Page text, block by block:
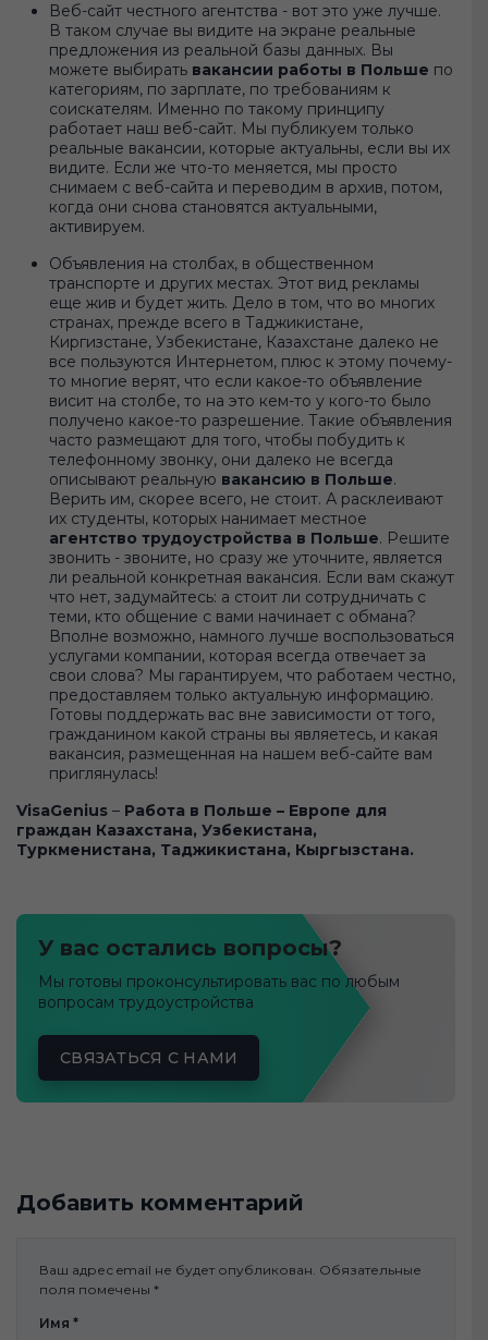
Веб-сайт честного агентства - вот это уже лучше.
В таком случае вы видите на экране реальные
предложения из реальной базы данных. Вы
можете выбирать вакансии работы в Польше по
категориям, по зарплате, по требованиям к
соискателям. Именно по такому принципу
работает наш веб-сайт. Мы публикуем только
реальные вакансии, которые актуальны, если вы их
видите. Если же что-то меняется, мы просто
снимаем с веб-сайта и переводим в архив, потом,
когда они снова становятся актуальными,
активируем.
Объявления на столбах, в общественном
транспорте и других местах. Этот вид рекламы
еще жив и будет жить. Дело в том, что во многих
странах, прежде всего в Таджикистане,
Киргизстане, Узбекистане, Казахстане далеко не
все пользуются Интернетом, плюс к этому почему-
то многие верят, что если какое-то объявление
висит на столбе, то на это кем-то у кого-то было
получено какое-то разрешение. Такие объявления
часто размещают для того, чтобы побудить к
телефонному звонку, они далеко не всегда
описывают реальную вакансию в Польше.
Верить им, скорее всего, не стоит. А расклеивают
их студенты, которых нанимает местное
агентство трудоустройства в Польше. Решите
звонить - звоните, но сразу же уточните, является
ли реальной конкретная вакансия. Если вам скажут
что нет, задумайтесь: а стоит ли сотрудничать с
теми, кто общение с вами начинает с обмана?
Вполне возможно, намного лучше воспользоваться
услугами компании, которая всегда отвечает за
свои слова? Мы гарантируем, что работаем честно,
предоставляем только актуальную информацию.
Готовы поддержать вас вне зависимости от того,
гражданином какой страны вы являетесь, и какая
вакансия, размещенная на нашем веб-сайте вам
приглянулась!
VisaGenius – Работа в Польше – Европе для
граждан Казахстана, Узбекистана,
Туркменистана, Таджикистана, Кыргызстана.
У вас остались вопросы?
Мы готовы проконсультировать вас по любым
вопросам трудоустройства
СВЯЗАТЬСЯ С НАМИ
Добавить комментарий
Ваш адрес email не будет опубликован. Обязательные
поля помечены *
Имя *